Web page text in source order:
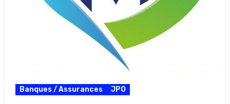
Banques / Assurances JPO